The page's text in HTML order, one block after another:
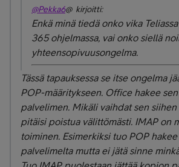
@Pekka6@ kirjoitti:
Enkä minä tiedä onko vika
365 ohjelmassa, vai onko siellä
yhteensopivuusongelma.
Tässä tapauksessa se itse ongelma
POP-määritykseen. Office hakee
palvelimen. Mikäli vaihdat sen
pitäisi poistua välittömästi. IMAP on
toiminen. Esimerkiksi tuo POP
palvelimelta mutta ei jätä sinne